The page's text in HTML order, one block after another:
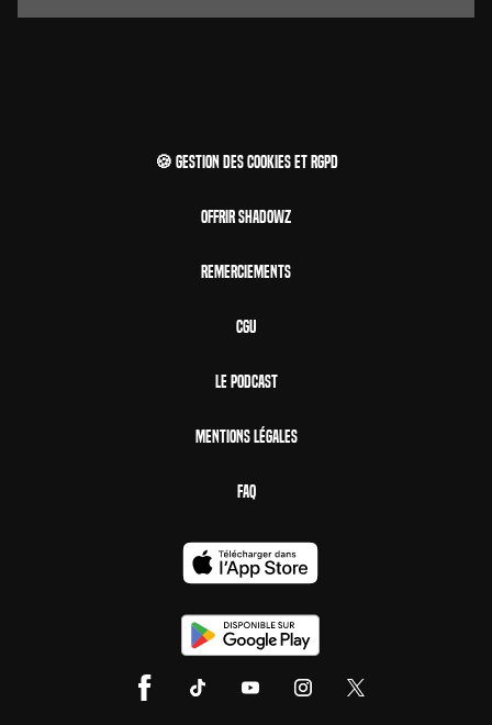
🍪 Gestion des cookies et RGPD
Offrir Shadowz
Remerciements
CGU
Le Podcast
Mentions Légales
FAQ